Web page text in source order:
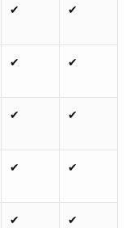
✔ ✔
✔ ✔
✔ ✔
✔ ✔
✔ ✔